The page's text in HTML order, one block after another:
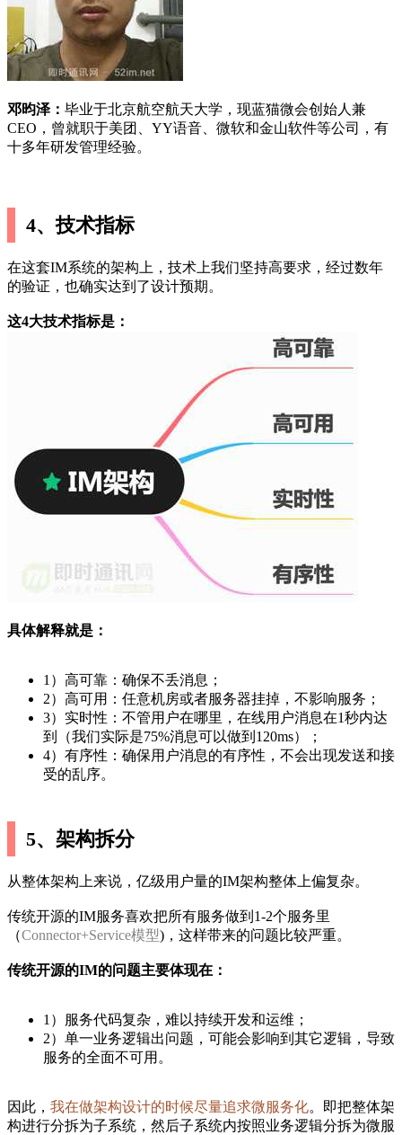
邓昀泽： 毕业于北京航空航天大学，现蓝猫微会创始人兼
CEO，曾就职于美团、YY语音、微软和金山软件等公司，有
十多年研发管理经验。
4、技术指标
在这套IM系统的架构上，技术上我们坚持高要求，经过数年
的验证，也确实达到了设计预期。
这4大技术指标是：
具体解释就是：
1）高可靠：确保不丢消息；
2）高可用：任意机房或者服务器挂掉，不影响服务；
3）实时性：不管用户在哪里，在线用户消息在1秒内达
到（我们实际是75%消息可以做到120ms）；
4）有序性：确保用户消息的有序性，不会出现发送和接
受的乱序。
5、架构拆分
从整体架构上来说，亿级用户量的IM架构整体上偏复杂。
传统开源的IM服务喜欢把所有服务做到1-2个服务里
（Connector+Service模型)，这样带来的问题比较严重。
传统开源的IM的问题主要体现在：
1）服务代码复杂，难以持续开发和运维；
2）单一业务逻辑出问题，可能会影响到其它逻辑，导致
服务的全面不可用。
因此， 我在做架构设计的时候尽量追求微服务化。即把整体架
构进行分拆为子系统，然后子系统内按照业务逻辑分拆为微服